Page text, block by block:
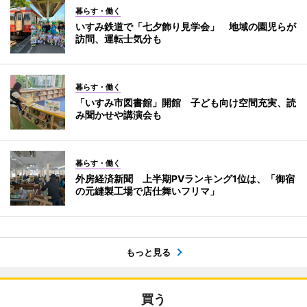
暮らす・働く
いすみ鉄道で「七夕飾り見学会」 地域の園児らが
訪問、運転士気分も
暮らす・働く
「いすみ市図書館」開館 子ども向け空間充実、読
み聞かせや講演会も
暮らす・働く
外房経済新聞 上半期PVランキング1位は、「御宿
の元縫製工場で店仕舞いフリマ」
もっと見る
買う